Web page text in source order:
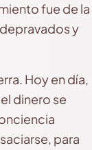
fue de la
y
Hoy en día,
dinero se
para